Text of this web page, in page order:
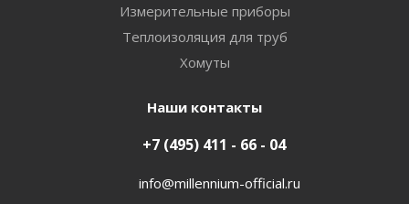
Измерительные приборы
Теплоизоляция для труб
Хомуты
Наши контакты
+7 (495) 411 - 66 - 04
info@millennium-official.ru